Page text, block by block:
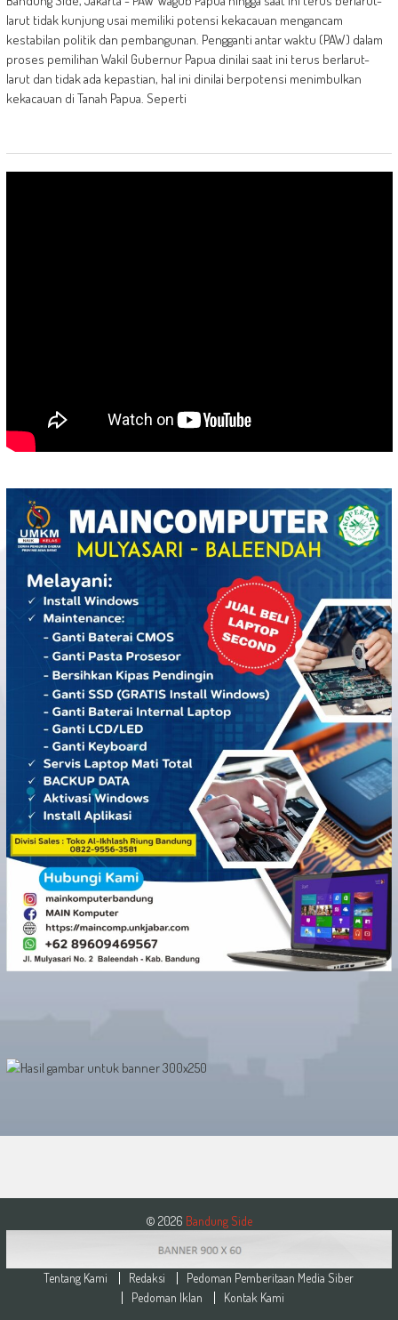
larut tidak kunjung usai memiliki potensi kekacauan mengancam
kestabilan politik dan pembangunan. Pengganti antar waktu (PAW) dalam
proses pemilihan Wakil Gubernur Papua dinilai saat ini terus berlarut-
Iarut dan tidak ada kepastian, hal ini dinilai berpotensi menimbulkan
kekacauan di Tanah Papua. Seperti
© 2026 Bandung Side
Tentang Kami Redaksi
Pedoman Pemberitaan Media Siber
Pedoman Iklan
Kontak Kami